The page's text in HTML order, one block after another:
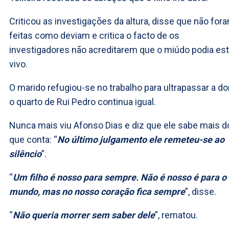
Criticou as investigações da altura, disse que não
feitas como deviam e critica o facto de os
investigadores não acreditarem que o miúdo podia
vivo.
O marido refugiou-se no trabalho para ultrapassar a
o quarto de Rui Pedro continua igual.
Nunca mais viu Afonso Dias e diz que ele sabe mais
que conta: “No último julgamento ele remeteu-se ao
silêncio”.
“Um filho é nosso para sempre. Não é nosso é para o
mundo, mas no nosso coração fica sempre”, disse.
“Não queria morrer sem saber dele”, rematou.